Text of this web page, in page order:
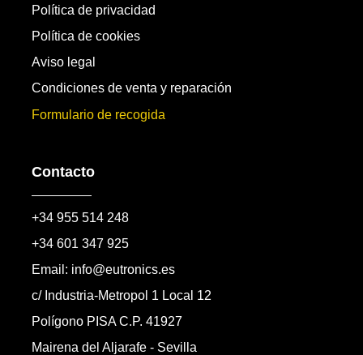
Política de privacidad
Política de cookies
Aviso legal
Condiciones de venta y reparación
Formulario de recogida
Contacto
+34 955 514 248
+34 601 347 925
Email: info@eutronics.es
c/ Industria-Metropol 1 Local 12
Polígono PISA C.P. 41927
Mairena del Aljarafe - Sevilla